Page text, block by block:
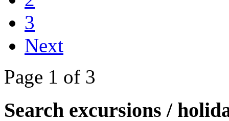
3
Next
Page 1 of 3
Search excursions /